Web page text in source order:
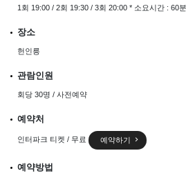
1회 19:00 / 2회 19:30 / 3회 20:00 * 소요시간 : 60
장소
헌인릉
관람인원
회당 30명 / 사전예약
예약처
인터파크 티켓 / 무료 예약하기
예약방법